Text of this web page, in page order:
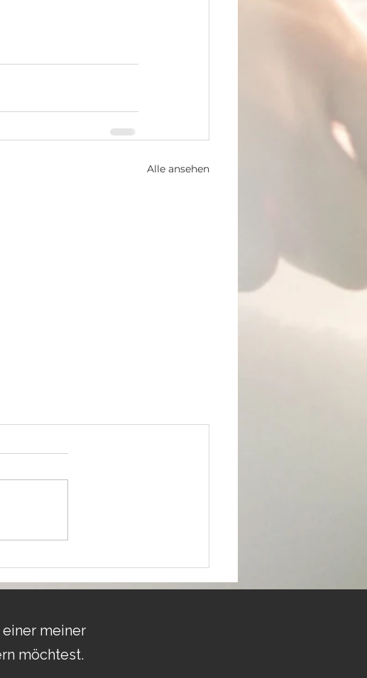
Alle ansehen
meiner
möchtest.